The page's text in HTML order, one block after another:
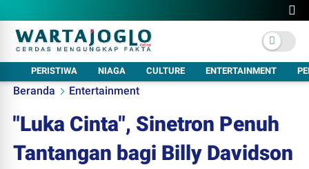
PERISTIWA NIAGA CULTURE ENTERTAINMENT
Beranda Entertainment
"Luka Cinta", Sinetron Penuh
Tantangan bagi Billy Davidson